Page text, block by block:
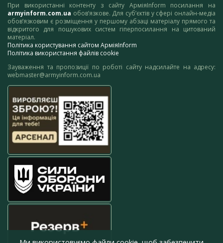
При використанні контенту з сайту АрміяInform посилання на
armyinform.com.ua обов’язкове. Для суб’єктів у сфері онлайн-медіа
обов’язковим є розміщення у першому абзаці матеріалу прямого та
відкритого для пошукових систем гіперпосилання на цитований
матеріал.
Політика користування сайтом АрміяInform
Політика використання файлів cookie
Зауваження та пропозиції по роботі сайту надсилайте на адресу:
webmaster@armyinform.com.ua